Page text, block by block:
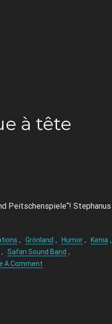
à tête
Peitschenspiele“! Stephanus
, Grönland , Humor , Kenia ,
, Safari Sound Band ,
A Comment